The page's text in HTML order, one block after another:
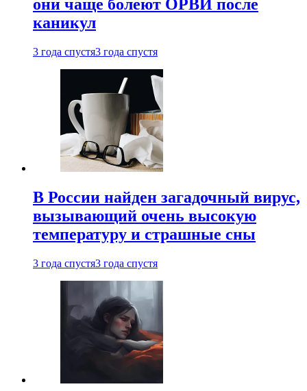
они чаще болеют ОРВИ после
каникул
3 года спустя3 года спустя
В России найден загадочный вирус,
вызывающий очень высокую
температуру и страшные сны
3 года спустя3 года спустя